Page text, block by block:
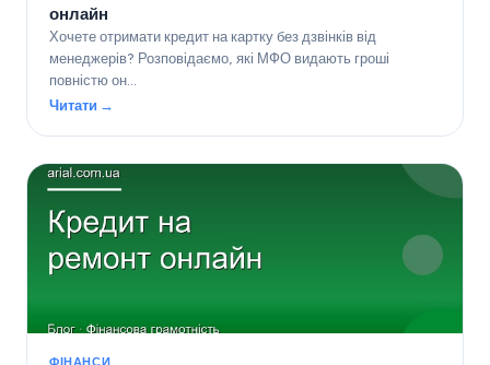
онлайн
Хочете отримати кредит на картку без дзвінків від
менеджерів? Розповідаємо, які МФО видають гроші
повністю он…
Читати →
ФІНАНСИ